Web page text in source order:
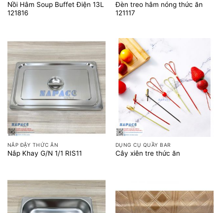
Nồi Hâm Soup Buffet Điện 13L
121816
Đèn treo hâm nóng thức ăn
121117
NẮP ĐẬY THỨC ĂN
Nắp Khay G/N 1/1 RIS11
DỤNG CỤ QUẦY BAR
Cây xiên tre thức ăn